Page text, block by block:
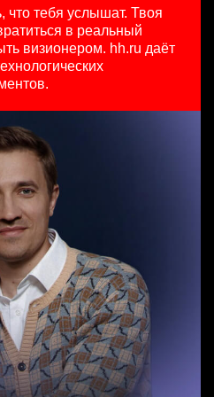
департамент
(сегмент SMB)
брендинговые продукты
что тебя услышат. Твоя
в реальный
визионером. hh.ru даёт